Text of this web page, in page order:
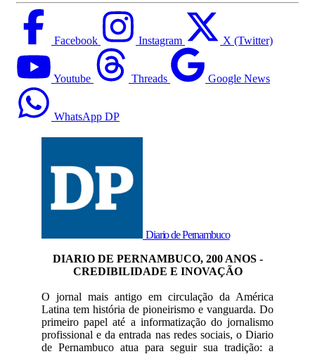
Facebook Instagram X (Twitter)
Youtube Threads Google News
WhatsApp DP
Diario de Pernambuco
DIARIO DE PERNAMBUCO, 200 ANOS -
CREDIBILIDADE E INOVAÇÃO
O jornal mais antigo em circulação da América
Latina tem história de pioneirismo e vanguarda. Do
primeiro papel até a informatização do jornalismo
profissional e da entrada nas redes sociais, o Diario
de Pernambuco atua para seguir sua tradição: a